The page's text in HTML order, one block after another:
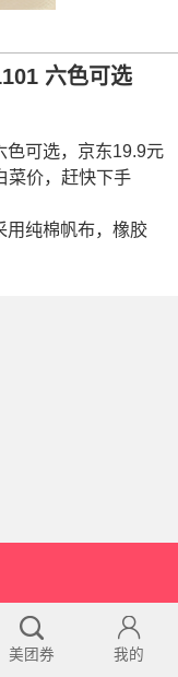
六色可选
色可选，京东19.9元
菜价，赶快下手
用纯棉帆布，橡胶
美团券 我的